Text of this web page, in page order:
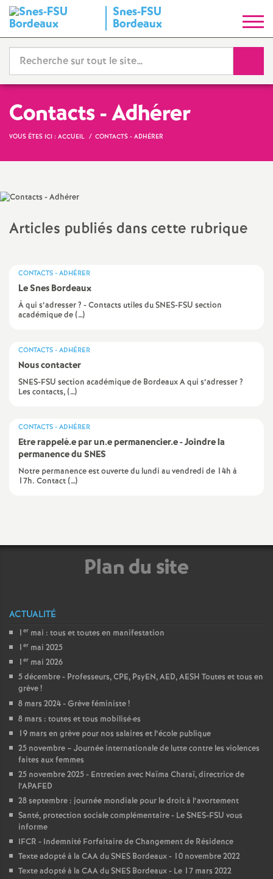
Snes-FSU
Bordeaux
y
n
t
a
o
e
s
i
g
n
e
m
Contacts - Adhérer
VOUS ÊTES ICI : ACCUEIL CONTACTS - ADHÉRER
Articles publiés dans cette rubrique
CONTACTS - ADHÉRER
Le Snes Bordeaux
À qui s’adresser ? - Contacts utiles du SNES-FSU section
académique de (…)
CONTACTS - ADHÉRER
Nous contacter
SNES-FSU section académique de Bordeaux A qui s’adresser ?
Les contacts, (…)
CONTACTS - ADHÉRER
Etre rappelé.e par un.e permanencier.e - Joindre la
permanence du SNES
Notre permanence est ouverte du lundi au vendredi de 14h à
17h. Contact (…)
Plan du site
ACTUALITÉ
1 er mai : tous et toutes en manifestation
1 er mai 2025
1 er mai 2026
5 décembre - Professeurs, CPE, PsyEN, AED, AESH Toutes et tous en
grève!
8 mars 2024 - Grève féministe!
8 mars : toutes et tous mobilisé·es
19 mars en grève pour nos salaires et l’école publique
25 novembre – Journée internationale de lutte contre les violences
faites aux femmes
25 novembre 2025 - Entretien avec Naïma Charaï, directrice de
l’APAFED
28 septembre : journée mondiale pour le droit à l’avortement
Santé, protection sociale complémentaire - Le SNES-FSU vous
informe
IFCR - Indemnité Forfaitaire de Changement de Résidence
Texte adopté à la CAA du SNES Bordeaux - 10 novembre 2022
Texte adopté à la CAA du SNES Bordeaux - Le 17 mars 2022